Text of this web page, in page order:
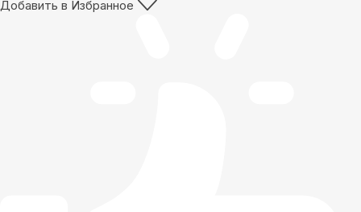
Добавить в Избранное